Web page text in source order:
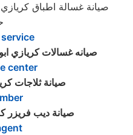
صيانه غسالات كريازي
center